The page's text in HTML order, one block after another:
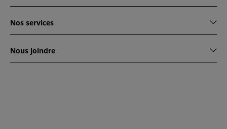
Nos services
Nous joindre